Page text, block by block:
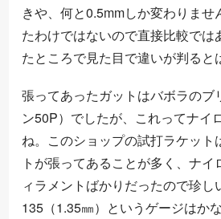
きや、何と0.5mmしか変わりませ
たわけではないので直接比較では
たところで見た目で違いが判ると
張ってあったガットはバボラのブ
ン50P）でしたが、これってナイ
ね。このショップの試打ラケット
トが張ってあることが多く、ナ
ィラメントばかりだったので珍し
135（1.35㎜）というゲージはか